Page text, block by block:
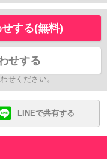
する(無料)
せする
せください。
LINEで共有する